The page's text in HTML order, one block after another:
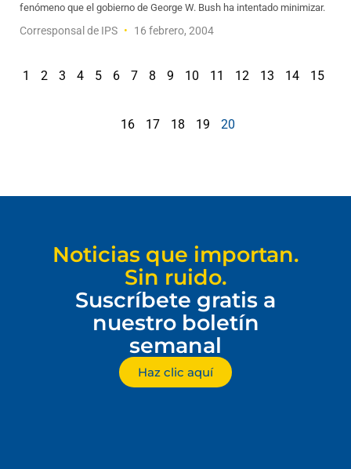
fenómeno que el gobierno de George W. Bush ha intentado minimizar.
Corresponsal de IPS 16 febrero, 2004
1 2 3 4 5 6 7 8 9 10 11 12 13 14 15
16 17 18 19 20
Noticias que importan.
Sin ruido.
Suscríbete gratis a
nuestro boletín
semanal
Haz clic aquí